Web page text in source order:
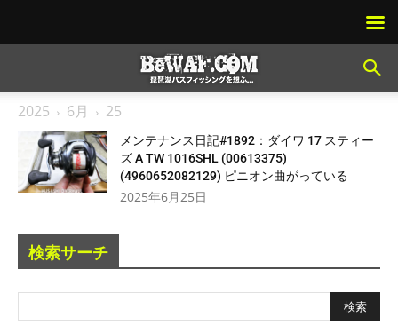
2025 6月 25
メンテナンス日記#1892：ダイワ 17 スティー
ズ A TW 1016SHL (00613375)
(4960652082129) ピニオン曲がっている
2025年6月25日
検索サーチ